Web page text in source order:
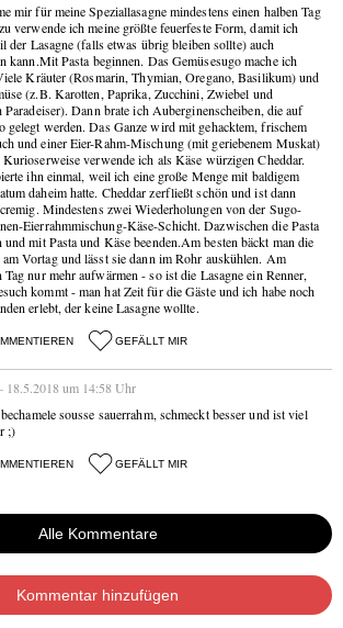
mir für meine Speziallasagne mindestens einen halben Tag
verwende ich meine größte feuerfeste Form, damit ich
der Lasagne (falls etwas übrig bleiben sollte) auch
kann.Mit Pasta beginnen. Das Gemüsesugo mache ich
Kräuter (Rosmarin, Thymian, Oregano, Basilikum) und
(z.B. Karotten, Paprika, Zucchini, Zwiebel und
Paradeiser). Dann brate ich Auberginenscheiben, die auf
gelegt werden. Das Ganze wird mit gehacktem, frischem
und einer Eier-Rahm-Mischung (mit geriebenem Muskat)
Kurioserweise verwende ich als Käse würzigen Cheddar.
ihn einmal, weil ich eine große Menge mit baldigem
daheim hatte. Cheddar zerfließt schön und ist dann
Mindestens zwei Wiederholungen von der Sugo-
Eierrahmmischung-Käse-Schicht. Dazwischen die Pasta
und mit Pasta und Käse beenden.Am besten bäckt man die
am Vortag und lässt sie dann im Rohr auskühlen. Am
Tag nur mehr aufwärmen - so ist die Lasagne ein Renner,
kommt - man hat Zeit für die Gäste und ich habe noch
erlebt, der keine Lasagne wollte.
GEFÄLLT MIR
um 14:58 Uhr
sousse sauerrahm, schmeckt besser und ist viel
;)
GEFÄLLT MIR
Alle Kommentare
Kommentar hinzufügen